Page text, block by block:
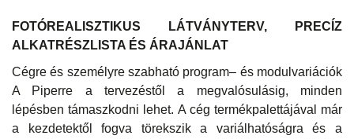
FOTÓREALISZTIKUS LÁTVÁNYTERV, PRECÍZ
ALKATRÉSZLISTA ÉS ÁRAJÁNLAT
Cégre és személyre szabható program– és modulvariációk
A Piperre a tervezéstől a megvalósulásig, minden
lépésben támaszkodni lehet. A cég termékpalettájával már
a kezdetektől fogva törekszik a variálhatóságra és a